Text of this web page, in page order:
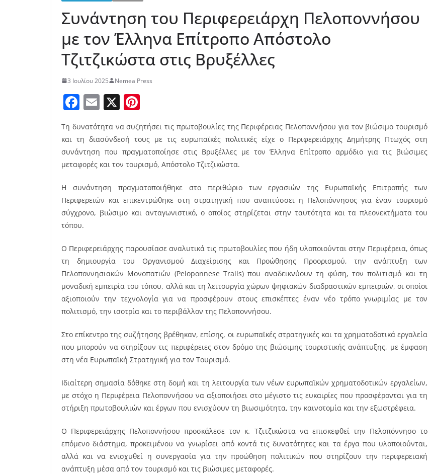
Συνάντηση του Περιφερειάρχη Πελοποννήσου
με τον Έλληνα Επίτροπο Απόστολο
Τζιτζικώστα στις Βρυξέλλες
3 Ιουλίου 2025 Nemea Press
F
c
e
b
o
o
k
E
ai
X
nt
er
e
st
Τη δυνατότητα να συζητήσει τις πρωτοβουλίες της Περιφέρειας Πελοποννήσου για τον βιώσιμο τουρισμό
και τη διασύνδεσή τους με τις ευρωπαϊκές πολιτικές είχε ο Περιφερειάρχης Δημήτρης Πτωχός στη
συνάντηση που πραγματοποίησε στις Βρυξέλλες με τον Έλληνα Επίτροπο αρμόδιο για τις βιώσιμες
μεταφορές και τον τουρισμό, Απόστολο Τζιτζικώστα.
Η συνάντηση πραγματοποιήθηκε στο περιθώριο των εργασιών της Ευρωπαϊκής Επιτροπής των
Περιφερειών και επικεντρώθηκε στη στρατηγική που αναπτύσσει η Πελοπόννησος για έναν τουρισμό
σύγχρονο, βιώσιμο και ανταγωνιστικό, ο οποίος στηρίζεται στην ταυτότητα και τα πλεονεκτήματα του
τόπου.
Ο Περιφερειάρχης παρουσίασε αναλυτικά τις πρωτοβουλίες που ήδη υλοποιούνται στην Περιφέρεια, όπως
τη δημιουργία του Οργανισμού Διαχείρισης και Προώθησης Προορισμού, την ανάπτυξη των
Πελοποννησιακών Μονοπατιών (Peloponnese Trails) που αναδεικνύουν τη φύση, τον πολιτισμό και τη
μοναδική εμπειρία του τόπου, αλλά και τη λειτουργία χώρων ψηφιακών διαδραστικών εμπειριών, οι οποίοι
αξιοποιούν την τεχνολογία για να προσφέρουν στους επισκέπτες έναν νέο τρόπο γνωριμίας με τον
πολιτισμό, την ισοτρία και το περιβάλλον της Πελοποννήσου.
Στο επίκεντρο της συζήτησης βρέθηκαν, επίσης, οι ευρωπαϊκές στρατηγικές και τα χρηματοδοτικά εργαλεία
που μπορούν να στηρίξουν τις περιφέρειες στον δρόμο της βιώσιμης τουριστικής ανάπτυξης, με έμφαση
στη νέα Ευρωπαϊκή Στρατηγική για τον Τουρισμό.
Ιδιαίτερη σημασία δόθηκε στη δομή και τη λειτουργία των νέων ευρωπαϊκών χρηματοδοτικών εργαλείων,
με στόχο η Περιφέρεια Πελοποννήσου να αξιοποιήσει στο μέγιστο τις ευκαιρίες που προσφέρονται για τη
στήριξη πρωτοβουλιών και έργων που ενισχύουν τη βιωσιμότητα, την καινοτομία και την εξωστρέφεια.
Ο Περιφερειάρχης Πελοποννήσου προσκάλεσε τον κ. Τζιτζικώστα να επισκεφθεί την Πελοπόννησο το
επόμενο διάστημα, προκειμένου να γνωρίσει από κοντά τις δυνατότητες και τα έργα που υλοποιούνται,
αλλά και να ενισχυθεί η συνεργασία για την προώθηση πολιτικών που στηρίζουν την περιφερειακή
ανάπτυξη μέσα από τον τουρισμό και τις βιώσιμες μεταφορές.